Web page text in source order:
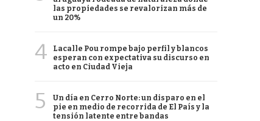
las propiedades se revalorizan más de
un 20%
4
Lacalle Pou rompe bajo perfil y blancos
esperan con expectativa su discurso en
acto en Ciudad Vieja
5
Un día en Cerro Norte: un disparo en el
pie en medio de recorrida de El País y la
tensión latente entre bandas